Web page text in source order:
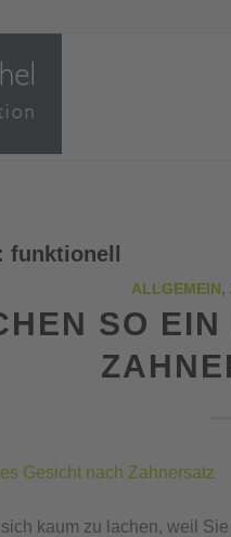
funktionell
ALLGEMEIN,
SO
kaum zu lachen, weil